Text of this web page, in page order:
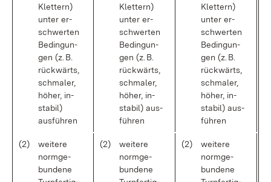
Klet­tern)
un­ter er­
schwer­ten
Be­din­gun­
gen (z. B.
rück­wärts,
schma­ler,
hö­her, in­
sta­bil)
aus­füh­ren
Klet­tern)
un­ter er­
schwer­ten
Be­din­gun­
gen (z. B.
rück­wärts,
schma­ler,
hö­her, in­
sta­bil) aus­
füh­ren
Klet­tern)
un­ter er­
schwer­ten
Be­din­gun­
gen (z. B.
rück­wärts,
schma­ler,
hö­her, in­
sta­bil) aus­
füh­ren
(2)
wei­te­re
norm­ge­
bun­de­ne
(2)
wei­te­re
norm­ge­
bun­de­ne
(2)
wei­te­re
norm­ge­
bun­de­ne